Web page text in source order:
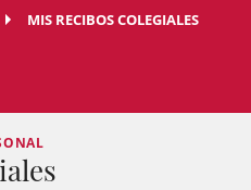
MIS RECIBOS COLEGIALES